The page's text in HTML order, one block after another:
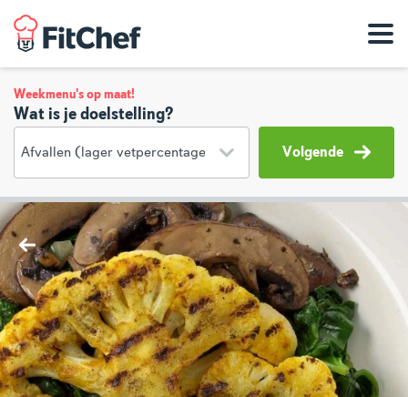
Weekmenu's op maat!
Wat is je doelstelling?
Volgende